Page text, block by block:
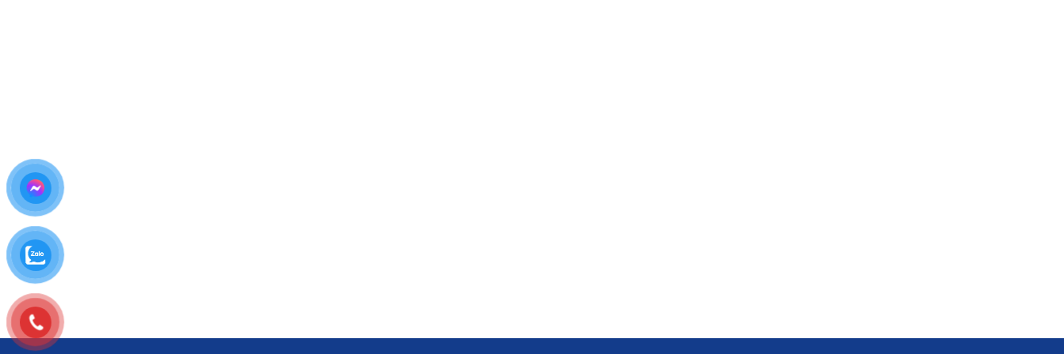
Đảm bảo
Bước 3: Thông Báo Kết Quả & Báo Giá Chính Thức
Báo
Thời gian sửa chữa cụ thể
Chỉ tiến hành khi